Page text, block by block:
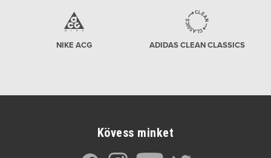
NIKE ACG ADIDAS CLEAN CLASSICS
Kövess minket